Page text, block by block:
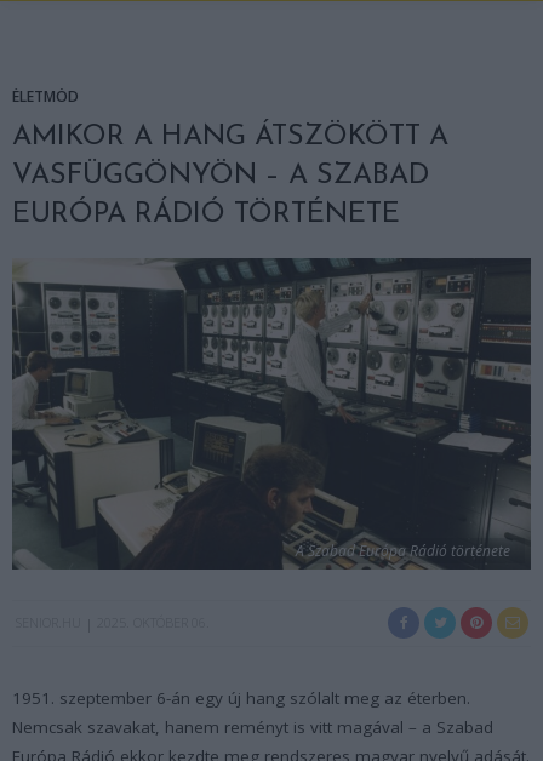
ÉLETMÓD
AMIKOR A HANG ÁTSZÖKÖTT A
VASFÜGGÖNYÖN – A SZABAD
EURÓPA RÁDIÓ TÖRTÉNETE
A Szabad Európa Rádió története
1951. szeptember 6-án egy új hang szólalt meg az éterben.
Nemcsak szavakat, hanem reményt is vitt magával – a Szabad
Európa Rádió ekkor kezdte meg rendszeres magyar nyelvű adását.